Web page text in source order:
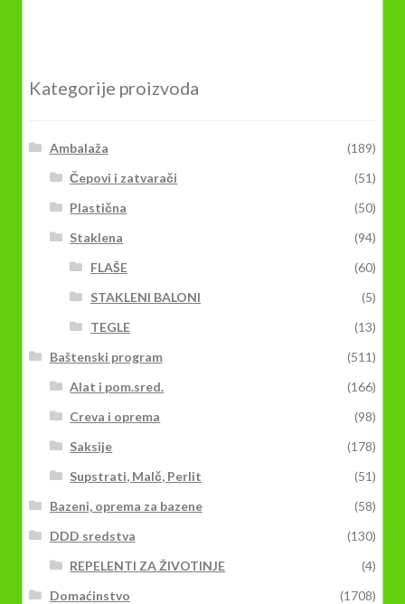
Kategorije proizvoda
Ambalaža
(189)
Čepovi i zatvarači
(51)
Plastična
(50)
Staklena
(94)
FLAŠE
(60)
STAKLENI BALONI
(5)
TEGLE
(13)
Baštenski program
(511)
Alat i pom.sred.
(166)
Creva i oprema
(98)
Saksije
(178)
Supstrati, Malč, Perlit
(51)
Bazeni, oprema za bazene
(58)
DDD sredstva
(130)
REPELENTI ZA ŽIVOTINJE
(4)
Domaćinstvo
(1708)